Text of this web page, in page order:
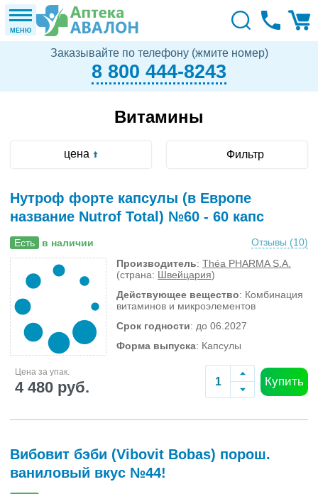
МЕНЮ
Заказывайте по телефону (жмите номер)
8 800 444-8243
Витамины
цена Фильтр
Нутроф форте капсулы (в Европе
название Nutrof Total) №60 - 60 капс
Есть в наличии Отзывы (10)
Производитель: Théa PHARMA S.A.
(страна: Швейцария)
Действующее вещество: Комбинация
витаминов и микроэлементов
Срок годности: до 06.2027
Форма выпуска: Капсулы
Цена за упак.
4 480 руб. Купить
Вибовит бэби (Vibovit Bobas) порош.
ваниловый вкус №44!